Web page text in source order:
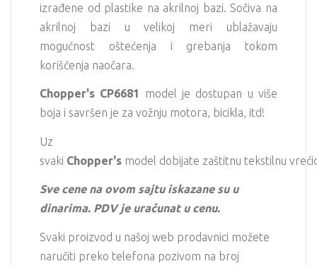
izrađene od plastike na akrilnoj bazi. Sočiva na
akrilnoj bazi u velikoj meri ublažavaju
mogućnost oštećenja i grebanja tokom
korišćenja naočara.
Chopper's CP6681
model je dostupan u više
boja i savršen je za vožnju motora, bicikla, itd!
Uz
svaki Chopper's model dobijate zaštitnu tekstilnu
Sve cene na ovom sajtu iskazane su u
dinarima. PDV je uračunat u cenu.
Svaki proizvod u našoj web prodavnici možete
naručiti preko telefona pozivom na broj